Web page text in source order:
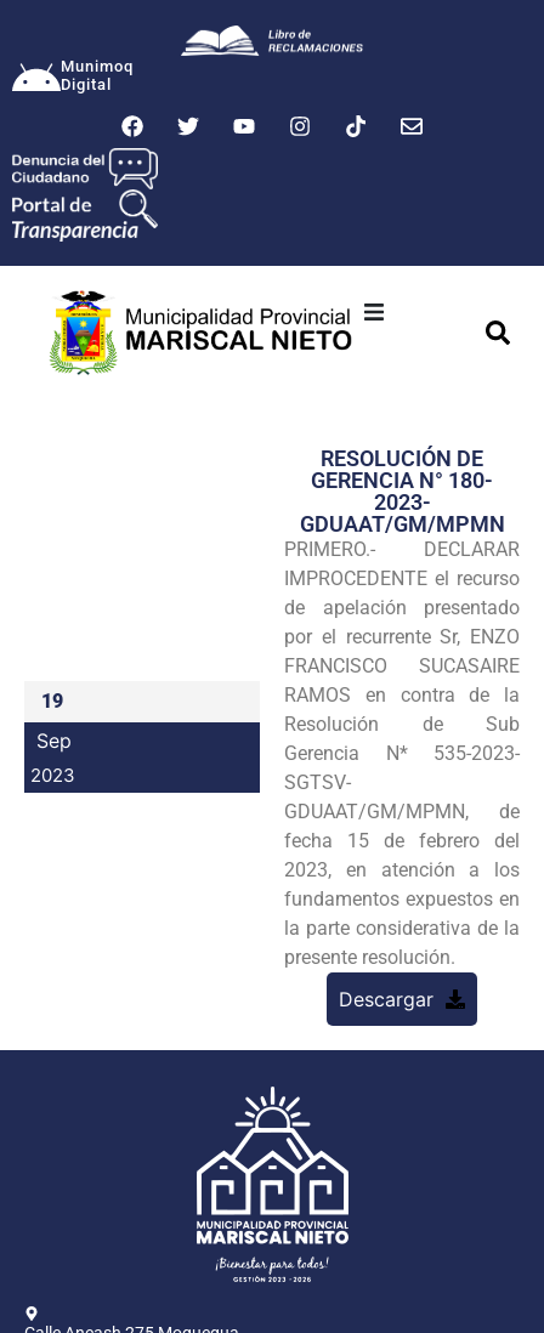
Munimoq
Digital
Transparencia
Seguridad
Programas
Intranet
19
Sep
2023
RESOLUCIÓN DE
GERENCIA N° 180-
2023-
GDUAAT/GM/MPMN
PRIMERO.- DECLARAR
IMPROCEDENTE el recurso
de apelación presentado
por el recurrente Sr, ENZO
FRANCISCO SUCASAIRE
RAMOS en contra de la
Resolución de Sub
Gerencia N* 535-2023-
SGTSV-
GDUAAT/GM/MPMN, de
fecha 15 de febrero del
2023, en atención a los
fundamentos expuestos en
la parte considerativa de la
presente resolución.
Descargar